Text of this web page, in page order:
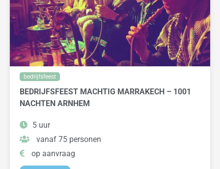
bedrijfsfeest
BEDRIJFSFEEST MACHTIG MARRAKECH – 1001
NACHTEN ARNHEM
5 uur
vanaf 75 personen
op aanvraag